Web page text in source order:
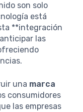
son solo
está
**integración
las
una marca
consumidores
las empresas